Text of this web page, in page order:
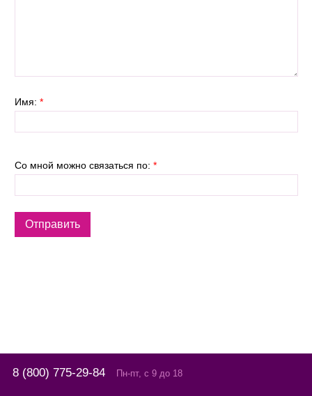
Имя: *
Со мной можно связаться по: *
8 (800) 775-29-84 Пн-пт, с 9 до 18